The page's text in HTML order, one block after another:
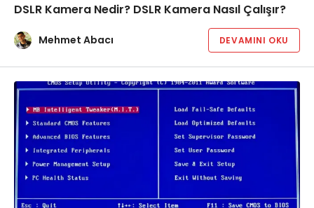
DSLR Kamera Nedir? DSLR Kamera Nasıl Çalışır?
Mehmet Abacı DEVAMINI OKU